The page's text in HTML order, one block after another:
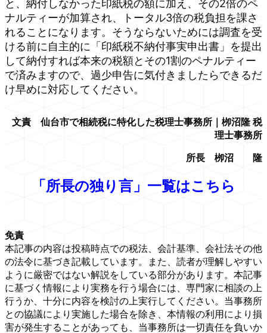
と、納付しなかった印紙税の額に加え、その2倍のペ
ナルティーが加算され、トータル3倍の税負担を課さ
れることになります。そうならないためには調査を受
ける前に自主的に「印紙税不納付事実申出書」を提出
して納付すれば本来の税額とその1割のペナルティー
で済みますので、過少申告に気付きましたらできるだ
け早めに対応してください。
文責 仙台市で相続税に特化した税理士事務所｜栁沼隆 税
理士事務所
所長 栁沼 隆
「所長の独り言」一覧はこちら
免責
本記事の内容は投稿時点での税法、会計基準、会社法その他
の法令に基づき記載しています。また、読者が理解しやすい
ように厳密ではない解説をしている部分があります。本記事
に基づく情報により実務を行う場合には、専門家に相談の上
行うか、十分に内容を検討の上実行してください。当事務所
との協議により実施した場合を除き、本情報の利用により損
害が発生することがあっても、当事務所は一切責任を負いか